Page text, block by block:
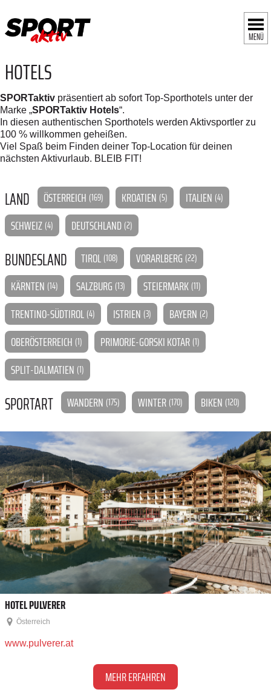
MENÜ
HOTELS
SPORTaktiv präsentiert ab sofort Top-Sporthotels unter der
Marke „SPORTaktiv Hotels“.
In diesen authentischen Sporthotels werden Aktivsportler zu
100 % willkommen geheißen.
Viel Spaß beim Finden deiner Top-Location für deinen
nächsten Aktivurlaub. BLEIB FIT!
LAND ÖSTERREICH (169) KROATIEN (5) ITALIEN (4)
SCHWEIZ (4) DEUTSCHLAND (2)
BUNDESLAND TIROL (108) VORARLBERG (22)
KÄRNTEN (14) SALZBURG (13) STEIERMARK (11)
TRENTINO-SÜDTIROL (4) ISTRIEN (3) BAYERN (2)
OBERÖSTERREICH (1) PRIMORJE-GORSKI KOTAR (1)
SPLIT-DALMATIEN (1)
SPORTART WANDERN (175) WINTER (170) BIKEN (120)
HOTEL PULVERER
Österreich
www.pulverer.at
MEHR ERFAHREN